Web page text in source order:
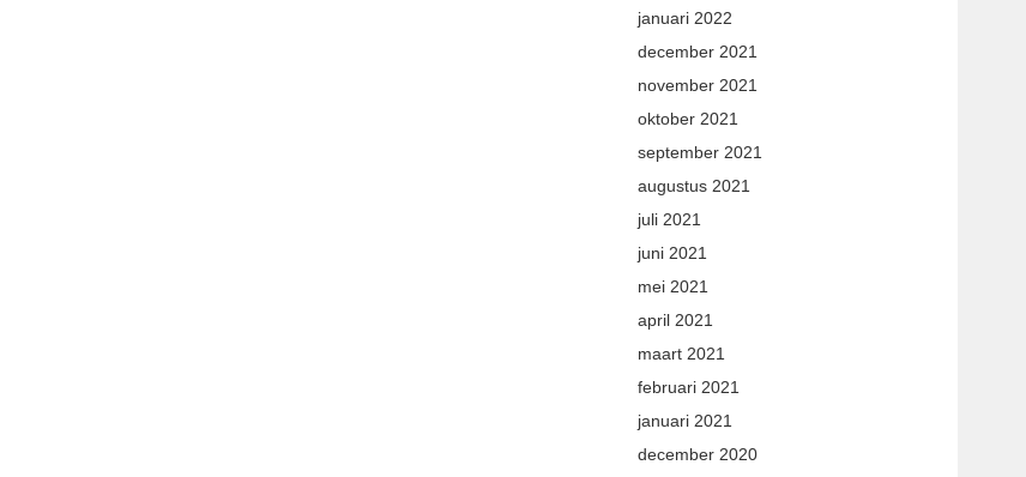
januari 2022
december 2021
november 2021
oktober 2021
september 2021
augustus 2021
juli 2021
juni 2021
mei 2021
april 2021
maart 2021
februari 2021
januari 2021
december 2020